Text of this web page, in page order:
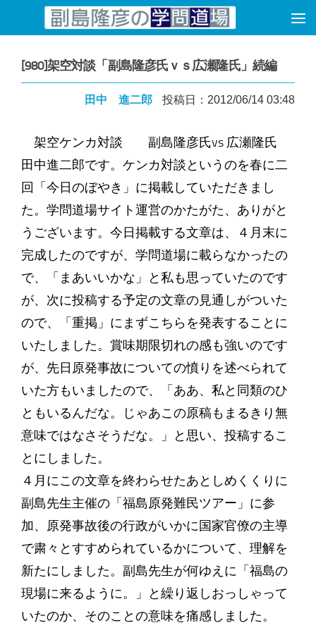
コンテンツへスキップ
[980]架空対談「副島隆彦氏ｖｓ広瀬隆氏」続編
田中 進二郎 投稿日：2012/06/14 03:48
架空ケンカ対談 副島隆彦氏vs 広瀬隆氏
田中進二郎です。ケンカ対談というのを春に二
回「今日のぼやき」に掲載していただきまし
た。学問道場サイト運営のかたがた、ありがと
うございます。今日掲載する文章は、４月末に
完成したのですが、学問道場に載らなかったの
で、「まあいいかな」と私も思っていたのです
が、次に投稿する予定の文章の見通しがついた
ので、「重掲」にまずこちらを発表することに
いたしました。賞味期限切れの感も強いのです
が、先日原発事故についての憤りを述べられて
いた方もいましたので、「ああ、私と同類のひ
ともいるんだな。じゃあこの原稿もまるきり無
意味ではなさそうだな。」と思い、投稿するこ
とにしました。
４月にこの文章を終わらせたあとしめくくりに
副島先生主催の「福島原発難民ツアー」に参
加、原発事故後の行政がいかに国家官僚の主導
で粛々とすすめられているかについて、理解を
新たにしました。副島先生が何ゆえに「福島の
現場に来るように。」と繰り返しおっしゃって
いたのか、そのことの意味を痛感しました。